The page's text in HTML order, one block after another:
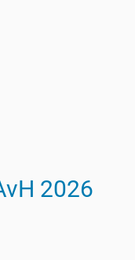
2026